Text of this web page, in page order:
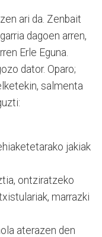
ari da. Zenbait
dagoen arren,
Erle Eguna.
dator. Oparo;
salmenta
jakiak
ontziratzeko
marrazki
aterazen den